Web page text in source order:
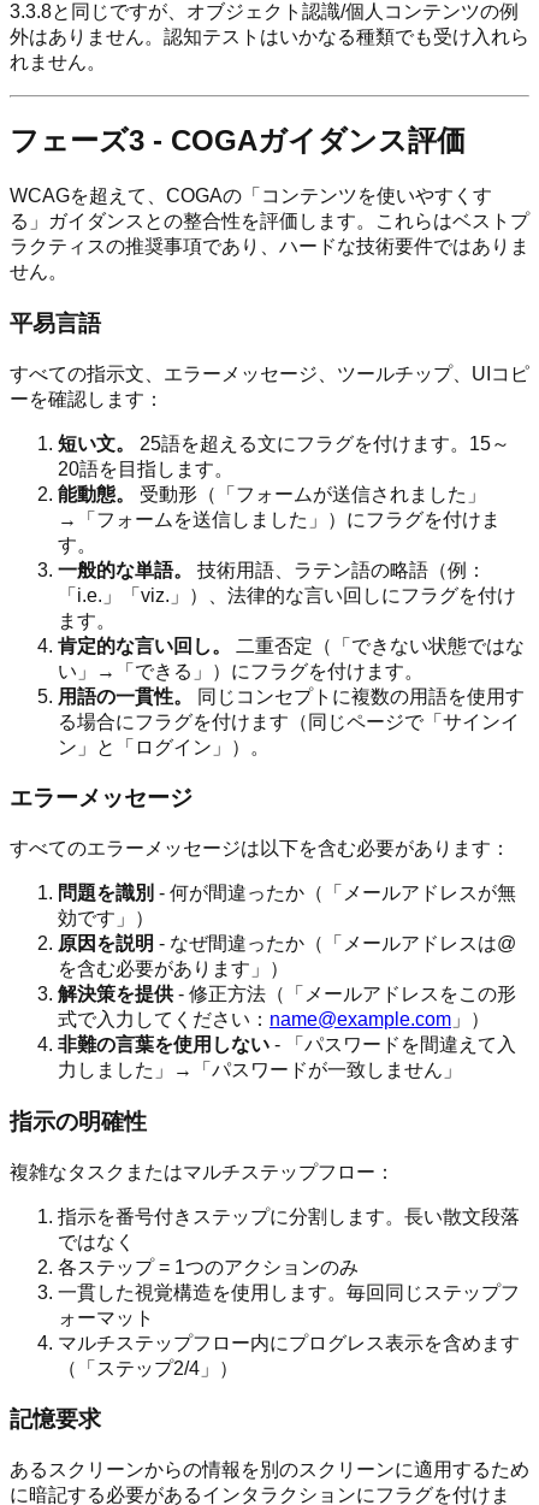
3.3.8と同じですが、オブジェクト認識/個人コンテンツの例
外はありません。認知テストはいかなる種類でも受け入れら
れません。
フェーズ3 - COGAガイダンス評価
WCAGを超えて、COGAの「コンテンツを使いやすくす
る」ガイダンスとの整合性を評価します。これらはベストプ
ラクティスの推奨事項であり、ハードな技術要件ではありま
せん。
平易言語
すべての指示文、エラーメッセージ、ツールチップ、UIコピ
ーを確認します：
短い文。
25語を超える文にフラグを付けます。15～
20語を目指します。
能動態。
受動形（「フォームが送信されました」
→「フォームを送信しました」）にフラグを付けま
す。
一般的な単語。
技術用語、ラテン語の略語（例：
「i.e.」「viz.」）、法律的な言い回しにフラグを付け
ます。
肯定的な言い回し。
二重否定（「できない状態ではな
い」→「できる」）にフラグを付けます。
用語の一貫性。
同じコンセプトに複数の用語を使用す
る場合にフラグを付けます（同じページで「サインイ
ン」と「ログイン」）。
エラーメッセージ
すべてのエラーメッセージは以下を含む必要があります：
問題を識別 - 何が間違ったか（「メールアドレスが無
効です」）
原因を説明 - なぜ間違ったか（「メールアドレスは@
を含む必要があります」）
解決策を提供- 修正方法（「メールアドレスをこの形
式で入力してください： name@example.com 」）
非難の言葉を使用しない - 「パスワードを間違えて入
力しました」→「パスワードが一致しません」
指示の明確性
複雑なタスクまたはマルチステップフロー：
指示を番号付きステップに分割します。長い散文段落
ではなく
各ステップ = 1つのアクションのみ
一貫した視覚構造を使用します。毎回同じステップフ
ォーマット
マルチステップフロー内にプログレス表示を含めます
（「ステップ2/4」）
記憶要求
あるスクリーンからの情報を別のスクリーンに適用するため
に暗記する必要があるインタラクションにフラグを付けま